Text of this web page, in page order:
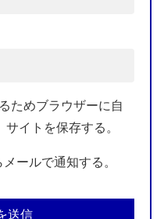
ためブラウザーに自
イトを保存する。
ールで通知する。